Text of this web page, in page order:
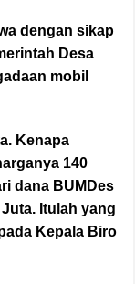
dengan sikap
Desa
mobil
Kenapa
140
dana BUMDes
Itulah yang
Kepala Biro